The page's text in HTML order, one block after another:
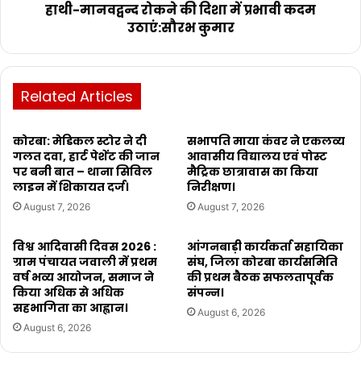
हाथी-मानवद्वन्द रोकने की दिशा में प्रभावी कदम
उठाएं:सौरभ कुमार
Related Articles
कोरबा: मेडिकल स्टोर ने दी
गलत दवा, हार्ट पेशेंट की जान
पर बनी बात – थाना सिविल
लाइन में शिकायत दर्ज।
August 7, 2026
सभापति माया कंवर ने एकलव्य
आवासीय विद्यालय एवं पोस्ट
मैट्रिक छात्रावास का किया
निरीक्षण।
August 7, 2026
विश्व आदिवासी दिवस 2026 :
ग्राम पंचायत जवाली में प्रथम
वर्ष भव्य आयोजन, समाज ने
किया अधिक से अधिक
सहभागिता का आह्वान।
August 6, 2026
आंगनबाड़ी कार्यकर्ता सहायिका
संघ, जिला कोरबा कार्यसमिति
की प्रथम बैठक सफलतापूर्वक
संपन्न।
August 6, 2026